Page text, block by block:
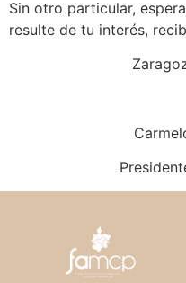
Sin otro particular,
resulte de tu interés,